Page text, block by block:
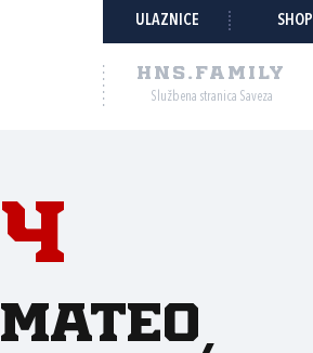
ULAZNICE SHOP
HNS.FAMILY
Službena stranica Saveza
4
Mateo